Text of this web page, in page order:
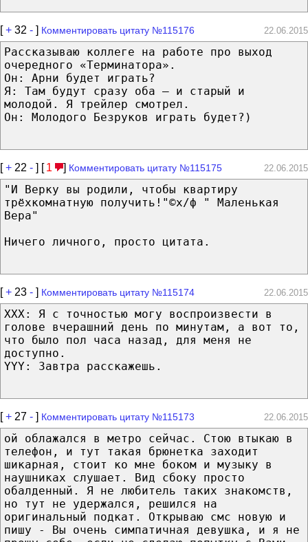
[+ 32 - ] Комментировать цитату №115176 22.06.2015
Рассказываю коллеге на работе про выход
очередного «Терминатора».
Он: Арни будет играть?
Я: Там будут сразу оба — и старый и
молодой. Я трейлер смотрел.
Он: Молодого Безруков играть будет?)
[+ 22 - ] [ 1 ] Комментировать цитату №115175 22.06.2015
"И Верку вы родили, чтобы квартиру
трёхкомнатную получить!"©х/ф " Маленькая
Вера"
Ничего личного, просто цитата.
[+ 23 - ] Комментировать цитату №115174 22.06.2015
XXX: Я с точностью могу воспроизвести в
голове вчерашний день по минутам, а вот то,
что было пол часа назад, для меня не
доступно.
YYY: Завтра расскажешь.
[+ 27 - ] Комментировать цитату №115173 22.06.2015
ой облажался в метро сейчас. Стою втыкаю в
телефон, и тут такая брюнетка заходит
шикарная, стоит ко мне боком и музыку в
наушниках слушает. Вид сбоку просто
обалденный. Я не любитель таких знакомств,
но тут не удержался, решился на
оригинальный подкат. Открываю смс новую и
пишу - Вы очень симпатичная девушка, и я не